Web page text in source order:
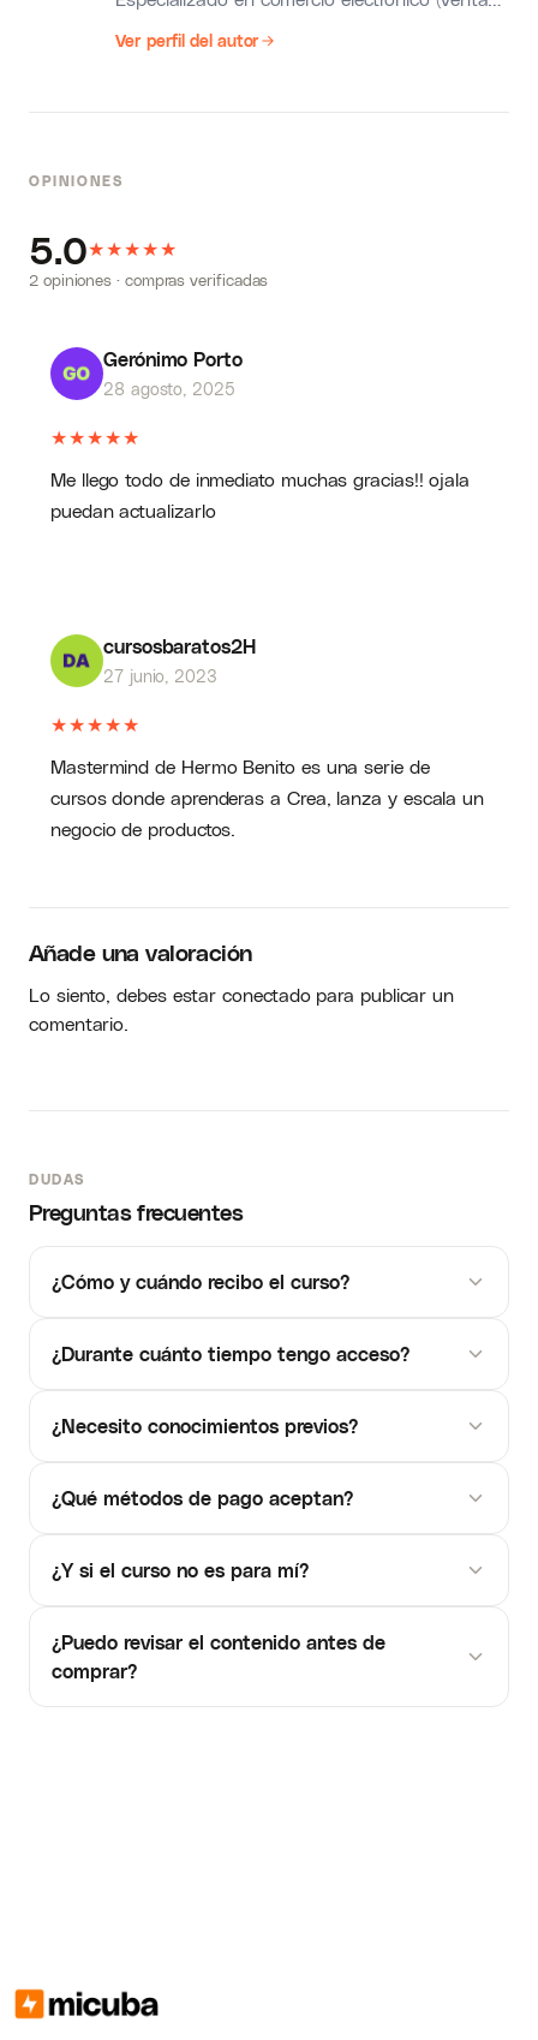
de productos físicos y digitales), y estrategia
Ver perfil del autor
OPINIONES
5.0★★★★★
2 opiniones · compras verificadas
Gerónimo Porto
28 agosto, 2025
★★★★★
Me llego todo de inmediato muchas gracias!! ojala
puedan actualizarlo
cursosbaratos2H
27 junio, 2023
★★★★★
Mastermind de Hermo Benito es una serie de
cursos donde aprenderas a Crea, lanza y escala un
negocio de productos.
Añade una valoración
Lo siento, debes estarconectadopara publicar un
comentario.
DUDAS
Preguntas frecuentes
¿Cómo y cuándo recibo el curso?
¿Durante cuánto tiempo tengo acceso?
¿Necesito conocimientos previos?
¿Qué métodos de pago aceptan?
¿Y si el curso no es para mí?
¿Puedo revisar el contenido antes de
comprar?